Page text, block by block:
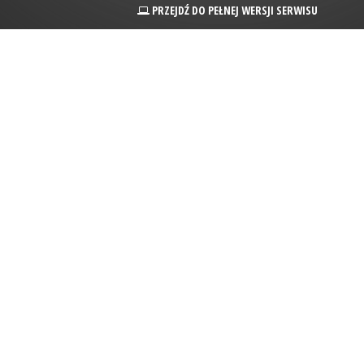
PRZEJDŹ DO PEŁNEJ WERSJI SERWISU